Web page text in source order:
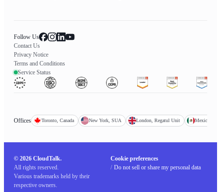
Follow Us
Contact Us
Privacy Notice
Terms and Conditions
Service Status
Offices Toronto, Canada New York, SUA London, Regatul Unit Mexico
© 2026 CloudTalk.
All rights reserved.
Various trademarks held by their
respective owners.
Cookie preferences
/ Do not sell or share my personal data